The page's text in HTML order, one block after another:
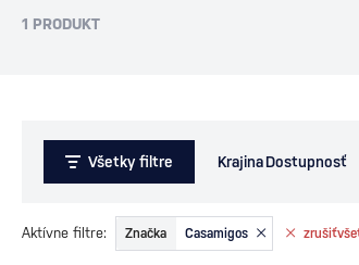
1 PRODUKT
Všetky filtre KrajinaDostupnosť
zrušiť
Aktívne filtre: Značka Casamigos